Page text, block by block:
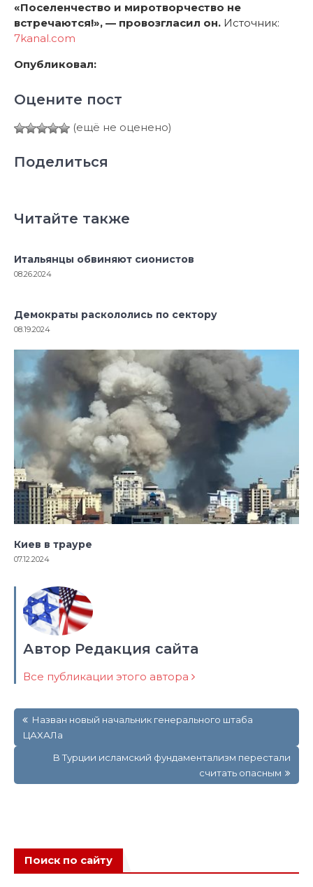
«Поселенчество и миротворчество не
встречаются!», — провозгласил он. Источник:
7kanal.com
Опубликовал:
Оцените пост
(ещё не оценено)
Поделиться
Читайте также
Итальянцы обвиняют сионистов
08.26.2024
Демократы раскололись по сектору
08.19.2024
Киев в трауре
07.12.2024
Автор Редакция сайта
Все публикации этого автора
по
записям
Назван новый начальник генерального штаба
ЦАХАЛа
В Турции исламский фундаментализм перестали
считать опасным
Поиск по сайту